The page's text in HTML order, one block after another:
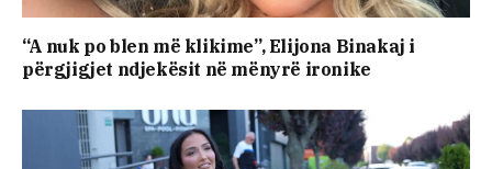
“A nuk po blen më klikime”, Elijona Binakaj i
përgjigjet ndjekësit në mënyrë ironike